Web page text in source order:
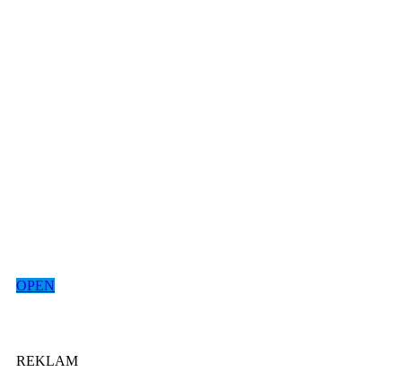
OPEN
REKLAM